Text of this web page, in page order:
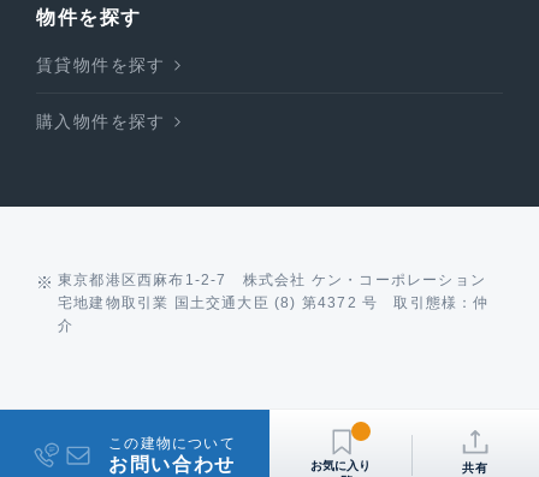
物件を探す
賃貸物件を探す
購入物件を探す
東京都港区西麻布1-2-7 株式会社 ケン・コーポレーション
宅地建物取引業 国土交通大臣 (8) 第4372 号 取引態様：仲
介
この建物について
お問い合わせ 共有